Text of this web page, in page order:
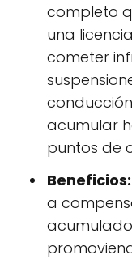
completo
una
cometer
acumular
puntos de
Beneficios:
a